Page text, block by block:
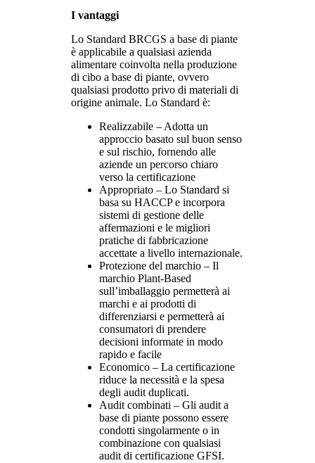
I vantaggi
Lo Standard BRCGS a base di piante
è applicabile a qualsiasi azienda
alimentare coinvolta nella produzione
di cibo a base di piante, ovvero
qualsiasi prodotto privo di materiali di
origine animale. Lo Standard è:
Realizzabile – Adotta un
approccio basato sul buon senso
e sul rischio, fornendo alle
aziende un percorso chiaro
verso la certificazione
Appropriato – Lo Standard si
basa su HACCP e incorpora
sistemi di gestione delle
affermazioni e le migliori
pratiche di fabbricazione
accettate a livello internazionale.
Protezione del marchio – Il
marchio Plant-Based
sull’imballaggio permetterà ai
marchi e ai prodotti di
differenziarsi e permetterà ai
consumatori di prendere
decisioni informate in modo
rapido e facile
Economico – La certificazione
riduce la necessità e la spesa
degli audit duplicati.
Audit combinati – Gli audit a
base di piante possono essere
condotti singolarmente o in
combinazione con qualsiasi
audit di certificazione GFSI.